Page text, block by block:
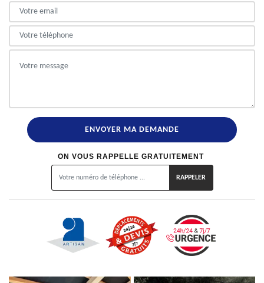
ON VOUS RAPPELLE GRATUITEMENT